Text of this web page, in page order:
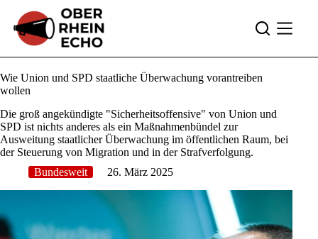
Inhalt
springen
Wie Union und SPD staatliche Überwachung vorantreiben
wollen
Die groß angekündigte "Sicherheitsoffensive" von Union und
SPD ist nichts anderes als ein Maßnahmenbündel zur
Ausweitung staatlicher Überwachung im öffentlichen Raum, bei
der Steuerung von Migration und in der Strafverfolgung.
Bundesweit
26. März 2025